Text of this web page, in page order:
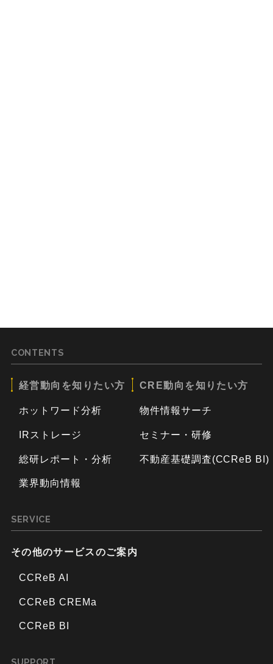
CONTENTS
経営動向を知りたい方
ホットワード分析
IRストレージ
総研レポート・分析
業界動向情報
CRE動向を知りたい方
物件情報サーチ
セミナー・研修
不動産基礎調査(CCReB BI)
SERVICE
その他のサービスのご案内
CCReB AI
CCReB CREMa
CCReB BI